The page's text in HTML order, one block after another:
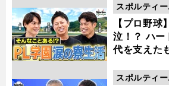
【プロ野
泣！？ ハー
代を支えた
スポルティー
動画
スポルティー